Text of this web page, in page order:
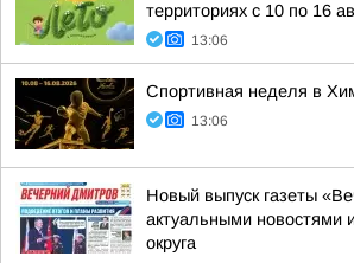
территориях с 10 по 16
13:06
Спортивная неделя в
13:06
Новый выпуск газеты
актуальными новостями
округа